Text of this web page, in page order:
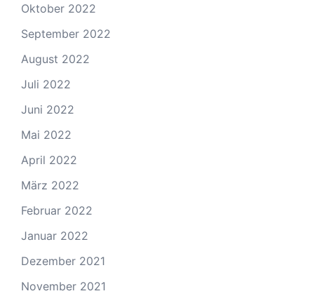
Oktober 2022
September 2022
August 2022
Juli 2022
Juni 2022
Mai 2022
April 2022
März 2022
Februar 2022
Januar 2022
Dezember 2021
November 2021